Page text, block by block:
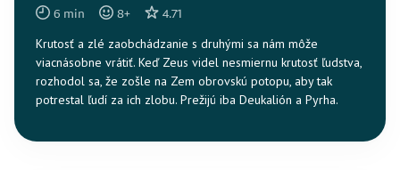
6 min 8+ 4.71
Krutosť a zlé zaobchádzanie s druhými sa nám môže
viacnásobne vrátiť. Keď Zeus videl nesmiernu krutosť ľudstva,
rozhodol sa, že zošle na Zem obrovskú potopu, aby tak
potrestal ľudí za ich zlobu. Prežijú iba Deukalión a Pyrha.